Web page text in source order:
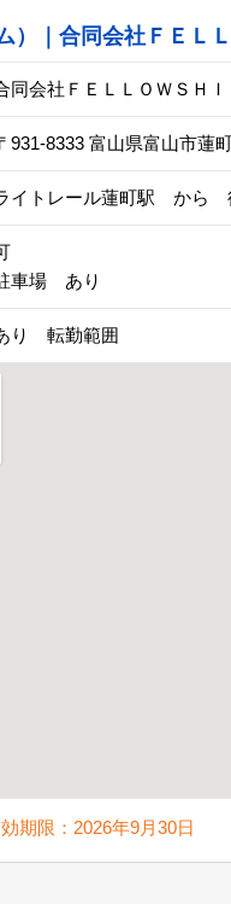
｜合同会社ＦＥＬ
同会社ＦＥＬＬＯＷＳＨＩ
931-8333 富山県富山市
イトレール蓮町駅 から
車場 あり
り 転勤範囲
期限： 2026年9月30日